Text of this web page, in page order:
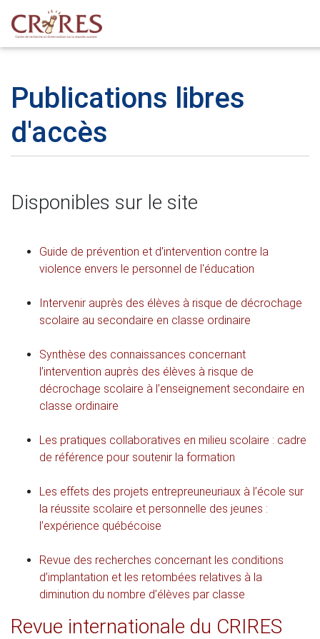
Publications libres
d'accès
Disponibles sur le site
Guide de prévention et d'intervention contre la
violence envers le personnel de l'éducation
Intervenir auprès des élèves à risque de décrochage
scolaire au secondaire en classe ordinaire
Synthèse des connaissances concernant
l’intervention auprès des élèves à risque de
décrochage scolaire à l’enseignement secondaire en
classe ordinaire
Les pratiques collaboratives en milieu scolaire : cadre
de référence pour soutenir la formation
Les effets des projets entrepreuneuriaux à l’école sur
la réussite scolaire et personnelle des jeunes :
l’expérience québécoise
Revue des recherches concernant les conditions
d’implantation et les retombées relatives à la
diminution du nombre d’élèves par classe
Revue internationale du CRIRES